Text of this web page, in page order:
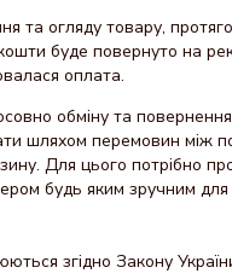
та огляду товару,
буде повернуто на
оплата.
обміну та
шляхом перемовин між
Для цього потрібно
будь яким зручним
згідно Закону